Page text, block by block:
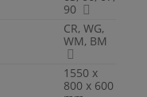
90
CR, WG,
WM, BM
1550 x
800 x 600